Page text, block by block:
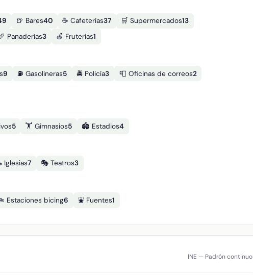
🍺 Bares40 ☕ Cafeterías37 🛒 Supermercados13
Panaderías3 🍎 Fruterías1
9 ⛽ Gasolineras5 🚔 Policía3 📮 Oficinas de correos2
5 🏋️ Gimnasios5 🏟️ Estadios4
Iglesias7 🎭 Teatros3
Estaciones bicing6 ⛲ Fuentes1
INE — Padrón continuo